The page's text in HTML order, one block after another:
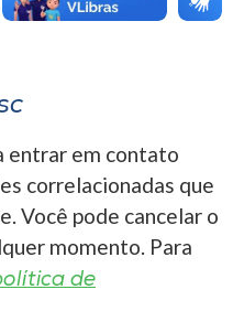
entrar em contato
correlacionadas que
Você pode cancelar o
momento. Para
de